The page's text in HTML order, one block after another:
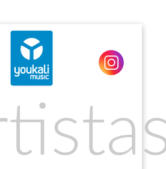
EXPOSE FRAMEWORK FOR JOOMLA 2.5 AND 3.0+